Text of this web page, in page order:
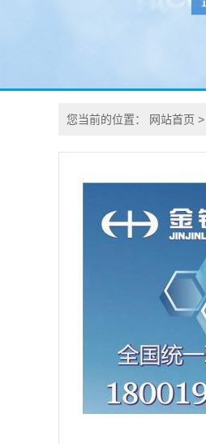
您当前的位置： 网站首页 >